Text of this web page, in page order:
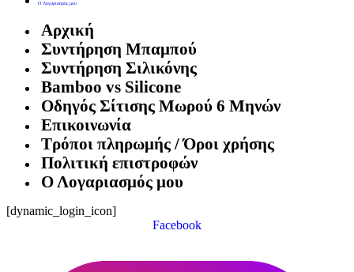
Ο Λογαριασμός μου
Αρχική
Συντήρηση Μπαμπού
Συντήρηση Σιλικόνης
Bamboo vs Silicone
Οδηγός Σίτισης Μωρού 6 Μηνών
Επικοινωνία
Τρόποι πληρωμής / Όροι χρήσης
Πολιτική επιστροφών
Ο Λογαριασμός μου
[dynamic_login_icon]
Facebook